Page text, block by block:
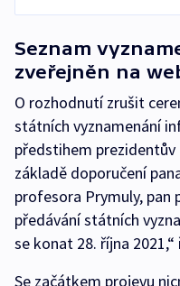
Seznam
zveřejněn na
O rozhodnutí zrušit
státních vyznamenání
předstihem prezidentův
základě doporučení
profesora Prymuly,
předávání státních
se konat 28. října 2021,“
Se začátkem projevu